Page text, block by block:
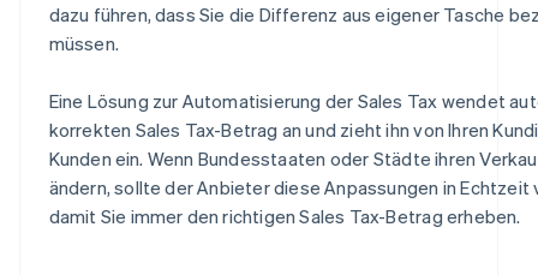
dazu führen, dass Sie die Differenz aus eigener Tasche
müssen.
Eine Lösung zur Automatisierung der Sales Tax wendet
korrekten Sales Tax-Betrag an und zieht ihn von Ihren
Kunden ein. Wenn Bundesstaaten oder Städte ihren
ändern, sollte der Anbieter diese Anpassungen in Echtzeit
damit Sie immer den richtigen Sales Tax-Betrag erheben.